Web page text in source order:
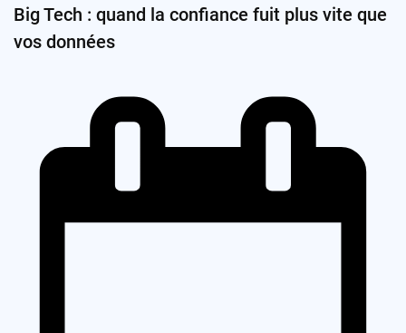
Big Tech : quand la confiance fuit plus vite que
vos données